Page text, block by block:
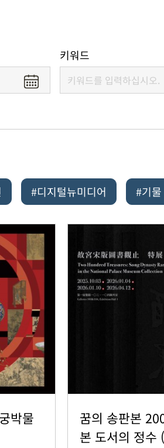
키워드
#디지털뉴미디어 #기물
박물
꿈의 송판본
본 도서의 정수